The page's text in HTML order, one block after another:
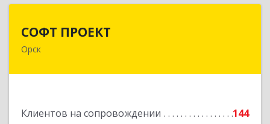
СОФТ ПРОЕКТ
Орск
Клиентов на сопровождении 144